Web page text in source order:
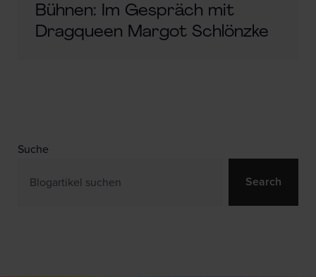
Bühnen: Im Gespräch mit
Dragqueen Margot Schlönzke
Suche
Search